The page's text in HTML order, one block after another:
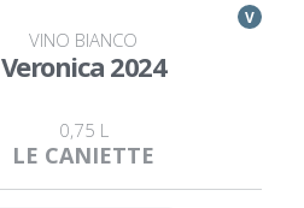
V
VINO BIANCO
Veronica 2024
0,75 L
LE CANIETTE